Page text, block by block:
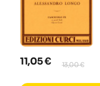
11,05 € 13,00 €